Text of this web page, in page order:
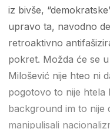
iz bivše,
upravo ta, navodno
retroaktivno
pokret. Možda će se
Milošević nije hteo ni
pogotovo to nije htela
background im to nije
manipulisali